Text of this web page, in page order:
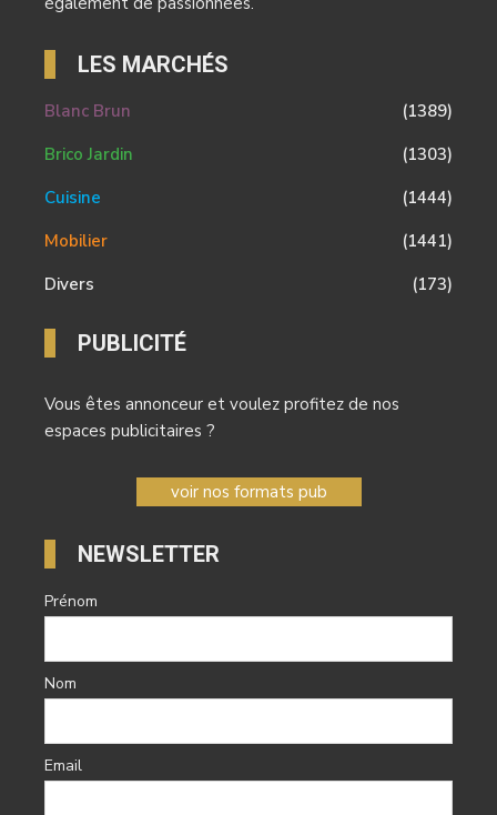
LES MARCHÉS
Blanc Brun
(1389)
Brico Jardin
(1303)
Cuisine
(1444)
Mobilier
(1441)
Divers
(173)
PUBLICITÉ
Vous êtes annonceur et voulez profitez de nos
espaces publicitaires ?
voir nos formats pub
NEWSLETTER
Prénom
Nom
Email